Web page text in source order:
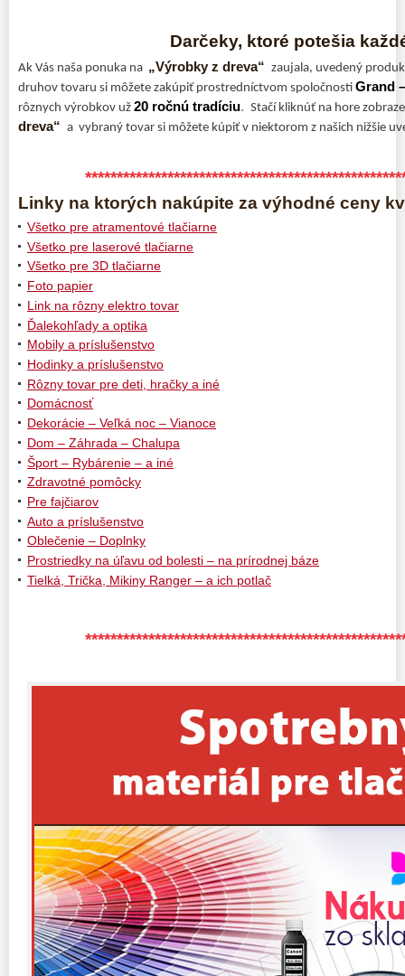
Darčeky, ktoré potešia
Ak Vás naša ponuka na „Výrobky z dreva“ zaujala, uvedený
druhov tovaru si môžete zakúpiť prostredníctvom spoločnosti Grand
rôznych výrobkov už 20 ročnú tradíciu. Stačí kliknúť na hore
dreva“ a vybraný tovar si môžete kúpiť v niektorom z našich nižšie
Linky na ktorých nakúpite za výhodné ceny
Všetko pre atramentové tlačiarne
Všetko pre laserové tlačiarne
Všetko pre 3D tlačiarne
Foto papier
Link na rôzny elektro tovar
Ďalekohľady a optika
Mobily a príslušenstvo
Hodinky a príslušenstvo
Rôzny tovar pre deti, hračky a iné
Domácnosť
Dekorácie – Veľká noc – Vianoce
Dom – Záhrada – Chalupa
Šport – Rybárenie – a iné
Zdravotné pomôcky
Pre fajčiarov
Auto a príslušenstvo
Oblečenie – Doplnky
Prostriedky na úľavu od bolesti – na prírodnej báze
Tielká, Trička, Mikiny Ranger – a ich potlač